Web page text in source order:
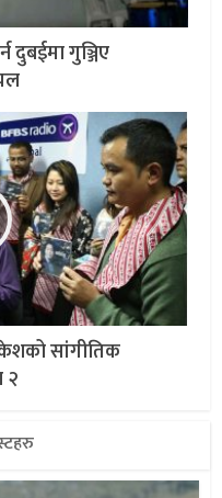
दुबईमा गुञ्जिए
सांगीतिक
२